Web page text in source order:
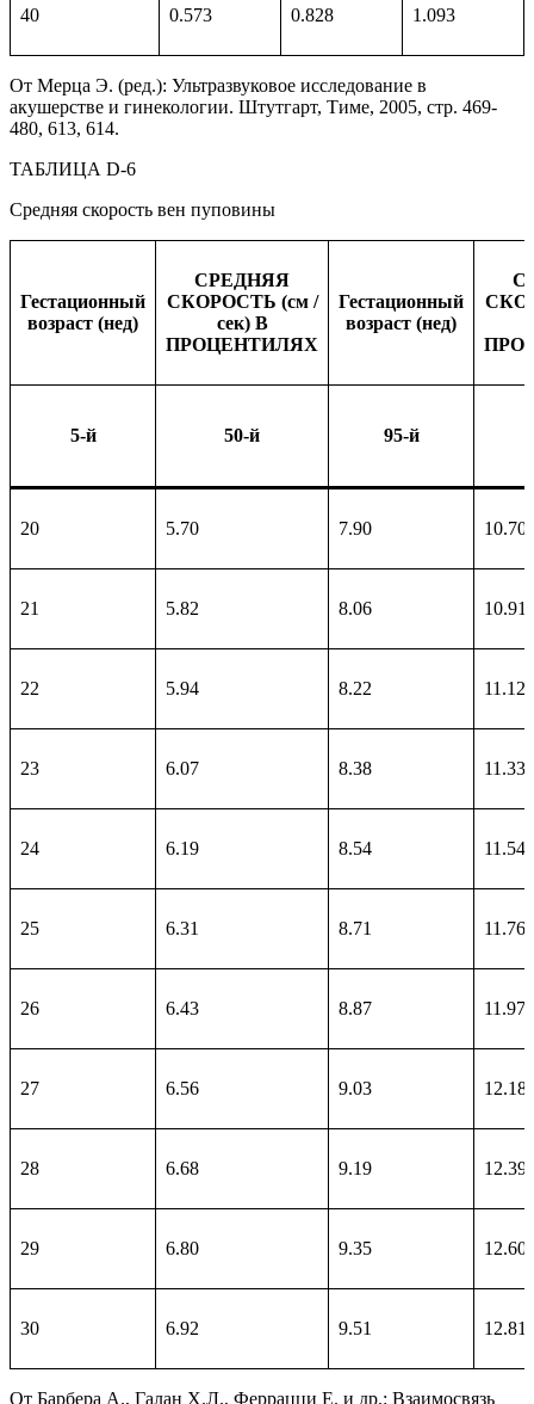
40 0.573 0.828 1.093
От Мерца Э. (ред.): Ультразвуковое исследование в
акушерстве и гинекологии. Штутгарт, Тиме, 2005, стр. 469-
480, 613, 614.
ТАБЛИЦА D-6
Средняя скорость вен пуповины
Гестационный
возраст (нед)
СРЕДНЯЯ
СКОРОСТЬ (см /
сек) В
ПРОЦЕНТИЛЯХ
Гестационный
возраст (нед)
5-й 50-й 95-й
20 5.70 7.90 10.70
21 5.82 8.06 10.91
22 5.94 8.22 11.12
23 6.07 8.38 11.33
24 6.19 8.54 11.54
25 6.31 8.71 11.76
26 6.43 8.87 11.97
27 6.56 9.03 12.18
28 6.68 9.19 12.39
29 6.80 9.35 12.60
30 6.92 9.51 12.81
От Барбера А., Галан Х.Л., Феррацци Е. и др.: Взаимосвязь